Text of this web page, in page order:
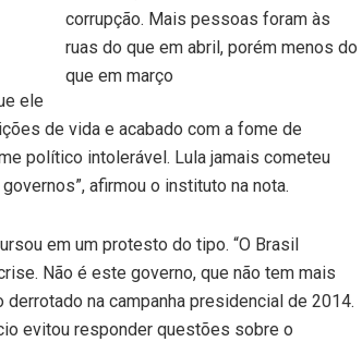
ele
de vida e acabado com a fome de
político intolerável. Lula jamais cometeu
afirmou o instituto na nota.
em um protesto do tipo. “O Brasil
Não é este governo, que não tem mais
na campanha presidencial de 2014.
evitou responder questões sobre o